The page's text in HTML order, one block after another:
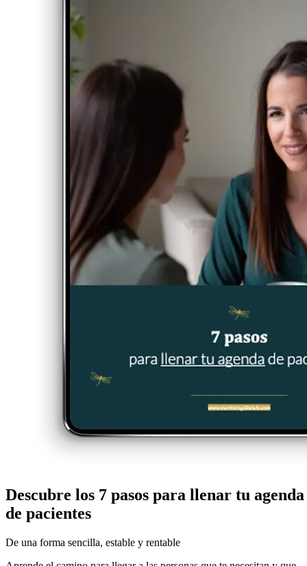
Descubre los 7 pasos para llenar tu agenda
de pacientes
De una forma sencilla, estable y rentable